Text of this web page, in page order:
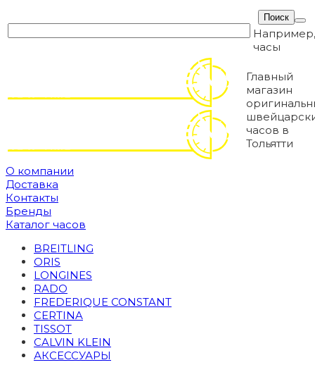
Например,
часы
Главный
магазин
часов в
Тольятти
О компании
Доставка
Контакты
Бренды
Каталог часов
BREITLING
ORIS
LONGINES
RADO
FREDERIQUE CONSTANT
CERTINA
TISSOT
CALVIN KLEIN
АКСЕССУАРЫ